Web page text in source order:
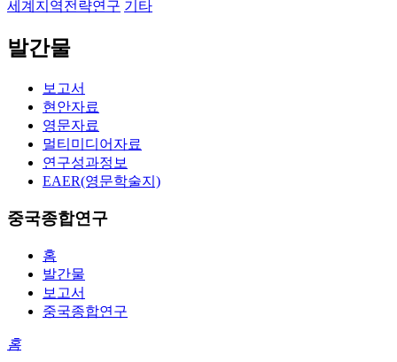
세계지역전략연구 기타
발간물
보고서
현안자료
영문자료
멀티미디어자료
연구성과정보
EAER(영문학술지)
중국종합연구
홈
발간물
보고서
중국종합연구
홈